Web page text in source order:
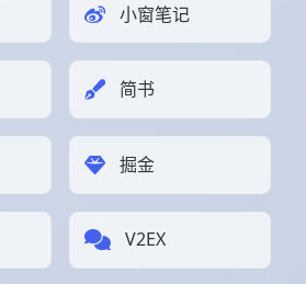
小窗笔记
简书
掘金
V2EX